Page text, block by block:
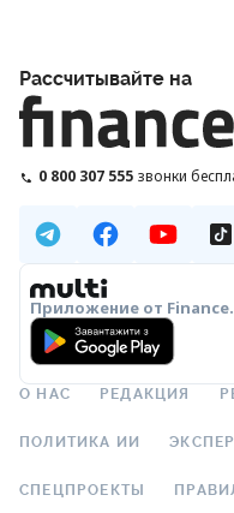
Рассчитывайте на
0 800 307 555 звонки
Приложение от
О НАС РЕДАКЦИЯ
ПОЛИТИКА ИИ
СПЕЦПРОЕКТЫ